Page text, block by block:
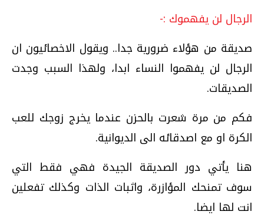
الرجال لن يفهموك :-
صديقة من هؤلاء ضرورية جدا.. ويقول الاخصائيون ان
الرجال لن يفهموا النساء ابدا، ولهذا السبب وجدت
الصديقات.
فكم من مرة شعرت بالحزن عندما يخرج زوجك للعب
الكرة او مع اصدقائه الى الديوانية.
هنا يأتي دور الصديقة الجيدة فهي فقط التي
سوف تمنحك المؤازرة، واثبات الذات وكذلك تفعلين
انت لها ايضا.